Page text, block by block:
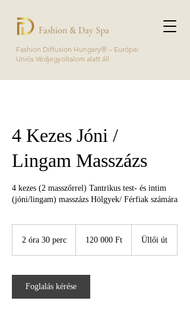
Fashion Diffusion Hungary® – Európai
Uniós Védjegyoltalom alatt áll
Fashion & Day Spa
4 Kezes Jóni /
Lingam Masszázs
4 kezes (2 masszőrrel) Tantrikus test- és intim
(jóni/lingam) masszázs Hölgyek/ Férfiak számára
2 óra 30 perc
a
3
0
forint120 000 Ft Üllői út
Foglalás kérése